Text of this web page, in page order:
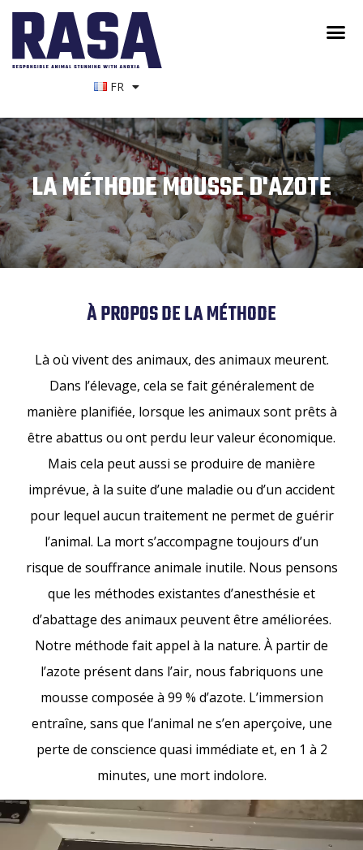
FR
LA MÉTHODE MOUSSE D'AZOTE
À PROPOS DE LA MÉTHODE
Là où vivent des animaux, des animaux meurent.
Dans l’élevage, cela se fait généralement de
manière planifiée, lorsque les animaux sont prêts à
être abattus ou ont perdu leur valeur économique.
Mais cela peut aussi se produire de manière
imprévue, à la suite d’une maladie ou d’un accident
pour lequel aucun traitement ne permet de guérir
l’animal. La mort s’accompagne toujours d’un
risque de souffrance animale inutile. Nous pensons
que les méthodes existantes d’anesthésie et
d’abattage des animaux peuvent être améliorées.
Notre méthode fait appel à la nature. À partir de
l’azote présent dans l’air, nous fabriquons une
mousse composée à 99 % d’azote. L’immersion
entraîne, sans que l’animal ne s’en aperçoive, une
perte de conscience quasi immédiate et, en 1 à 2
minutes, une mort indolore.